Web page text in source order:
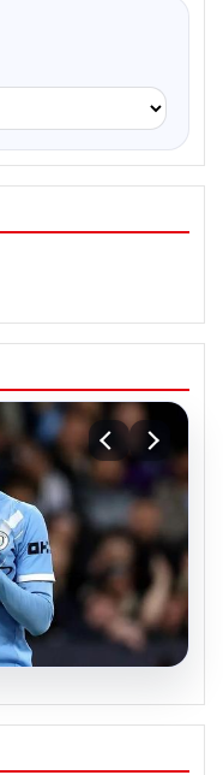
dev isim!
Tijjani